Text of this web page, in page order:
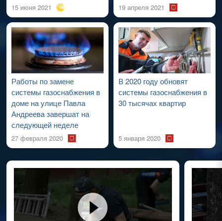
15 июня 2021 19 апреля 2021
Работы по замене
системы газоснабжения в
доме на улице Павла
Андреева завершат на
следующей неделе
27 февраля 2020
В 2020 году обновят
системы газоснабжения в
30 тысячах квартир
5 января 2020